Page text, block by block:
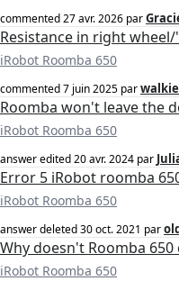
commented27 avr. 2026 par
Resistance in right
iRobot Roomba 650
commented7 juin 2025 par
Roomba won't leave the
iRobot Roomba 650
answer edited20 avr. 2024 par
Error 5 iRobot roomba
iRobot Roomba 650
answer deleted30 oct. 2021 par
Why doesn't Roomba
iRobot Roomba 650